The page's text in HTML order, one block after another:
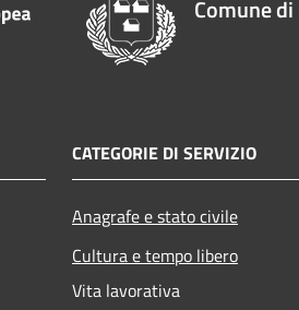
Comune
CATEGORIE DI SERVIZIO
Anagrafe e stato civile
Cultura e tempo libero
Vita lavorativa